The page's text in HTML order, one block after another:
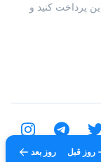
روز قبل روز بعد
پرداخت کنید و
محفوظ است.